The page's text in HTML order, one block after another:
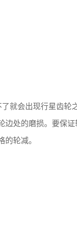
就会出现行星齿轮之
边处的磨损。要保
轮减。